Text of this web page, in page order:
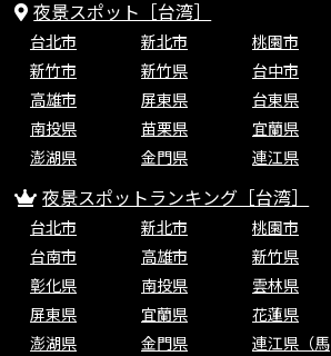
夜景スポット［台湾］
台北市 新北市 桃園市
新竹市
新竹県 台中市
高雄市
屏東県 台東県
南投県
苗栗県 宜蘭県
澎湖県
金門県 連江県
夜景スポットランキング［台湾］
台北市 新北市 桃園市
台南市
高雄市 新竹県
彰化県
南投県 雲林県
屏東県
宜蘭県 花蓮県
澎湖県
金門県
連江県（馬